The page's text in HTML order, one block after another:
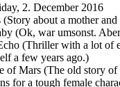
2. December 2016
about a mother
(Ok, war umsonst.
(Thriller with a lot of
a few years ago.)
Mars (The old story of
for a tough female